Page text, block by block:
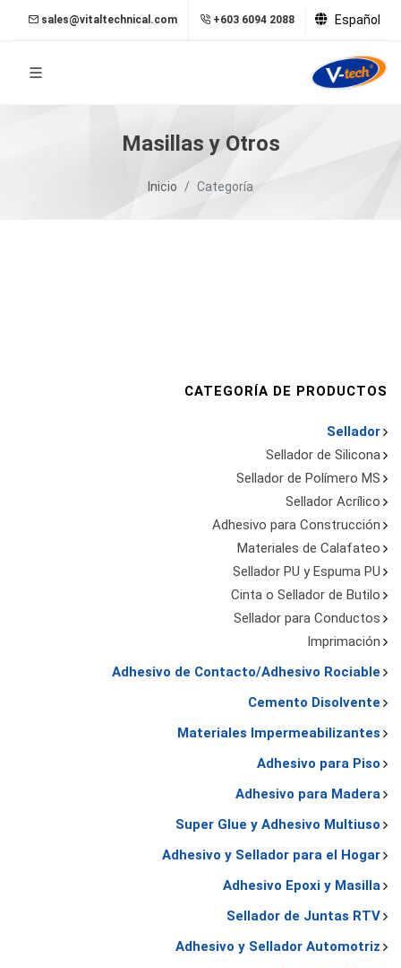
sales@vitaltechnical.com +603 6094 2088 Español
Masillas y Otros
Inicio Categoría
CATEGORÍA DE PRODUCTOS
Sellador
Sellador de Silicona
Sellador de Polímero MS
Sellador Acrílico
Adhesivo para Construcción
Materiales de Calafateo
Sellador PU y Espuma PU
Cinta o Sellador de Butilo
Sellador para Conductos
Imprimación
Adhesivo de Contacto/Adhesivo Rociable
Cemento Disolvente
Materiales Impermeabilizantes
Adhesivo para Piso
Adhesivo para Madera
Super Glue y Adhesivo Multiuso
Adhesivo y Sellador para el Hogar
Adhesivo Epoxi y Masilla
Sellador de Juntas RTV
Adhesivo y Sellador Automotriz